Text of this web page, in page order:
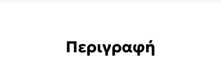
Περιγραφή